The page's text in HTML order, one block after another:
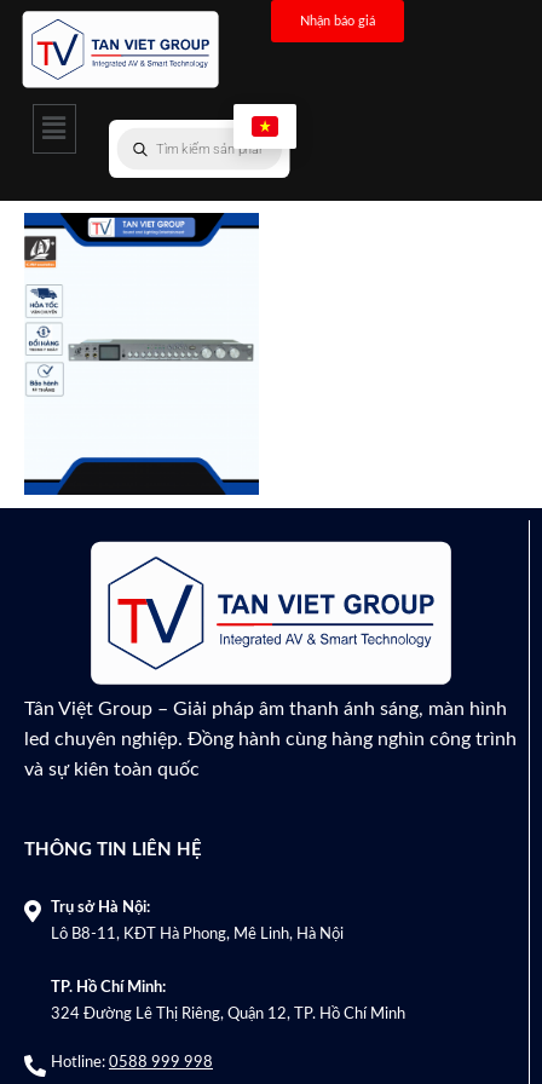
Nhận báo giá
Tân Việt Group – Giải pháp âm thanh ánh sáng, màn hình
led chuyên nghiệp. Đồng hành cùng hàng nghìn công trình
và sự kiên toàn quốc
THÔNG TIN LIÊN HỆ
Trụ sở Hà Nội:
Lô B8-11, KĐT Hà Phong, Mê Linh, Hà Nội
TP. Hồ Chí Minh:
324 Đường Lê Thị Riêng, Quận 12, TP. Hồ Chí Minh
Hotline: 0588 999 998